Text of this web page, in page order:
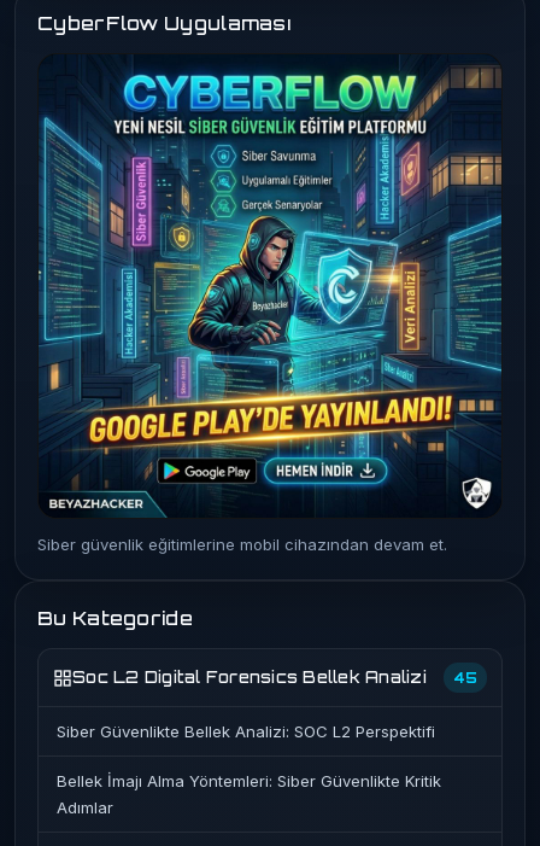
CyberFlow Uygulaması
Siber güvenlik eğitimlerine mobil cihazından devam et.
Bu Kategoride
Soc L2 Digital Forensics Bellek Analizi 45
Siber Güvenlikte Bellek Analizi: SOC L2 Perspektifi
Bellek İmajı Alma Yöntemleri: Siber Güvenlikte Kritik
Adımlar